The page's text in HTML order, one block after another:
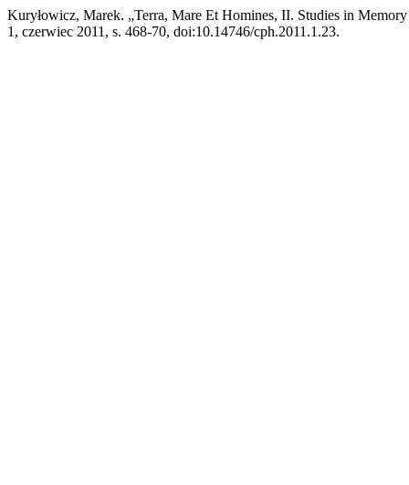
Kuryłowicz, Marek. „Terra, Mare Et Homines, II. Studies in
1, czerwiec 2011, s. 468-70, doi:10.14746/cph.2011.1.23.